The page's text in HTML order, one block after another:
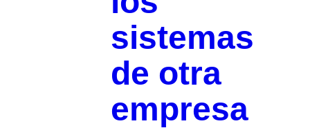
sistemas
de otra
empresa